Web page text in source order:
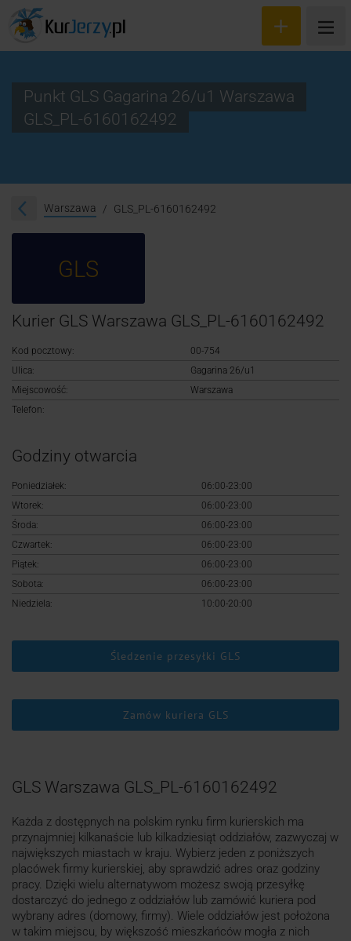
Śledzenie przesyłki
Logowanie
Punkt GLS Gagarina 26/u1 Warszawa
GLS_PL-6160162492
Warszawa GLS_PL-6160162492
GLS
Kurier GLS Warszawa GLS_PL-6160162492
Kod pocztowy:
00-754
Ulica:
Gagarina 26/u1
Miejscowość:
Warszawa
Telefon:
Godziny otwarcia
Poniedziałek:
06:00-23:00
Wtorek:
06:00-23:00
Środa:
06:00-23:00
Czwartek:
06:00-23:00
Piątek:
06:00-23:00
Sobota:
06:00-23:00
Niedziela:
10:00-20:00
Śledzenie przesyłki GLS
Zamów kuriera GLS
GLS Warszawa GLS_PL-6160162492
Każda z dostępnych na polskim rynku firm kurierskich ma
przynajmniej kilkanaście lub kilkadziesiąt oddziałów, zazwyczaj w
największych miastach w kraju. Wybierz jeden z poniższych
placówek firmy kurierskiej, aby sprawdzić adres oraz godziny
pracy. Dzięki wielu alternatywom możesz swoją przesyłkę
dostarczyć do jednego z oddziałów lub zamówić kuriera pod
wybrany adres (domowy, firmy). Wiele oddziałów jest położona
w takim miejscu, by większość mieszkańców mogła z nich